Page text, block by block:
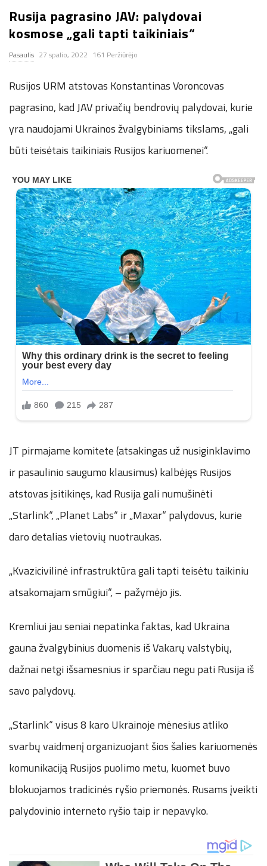
n
.
n
e
t
Rusija pagrasino JAV: palydovai
kosmose „gali tapti taikiniais“
Pasaulis 27 spalio, 2022 161 Peržiūrėjo
Rusijos URM atstovas Konstantinas Voroncovas
pagrasino, kad JAV privačių bendrovių palydovai, kurie
yra naudojami Ukrainos žvalgybiniams tikslams, „gali
būti teisėtais taikiniais Rusijos kariuomenei“.
JT pirmajame komitete (atsakingas už nusiginklavimo
ir pasaulinio saugumo klausimus) kalbėjęs Rusijos
atstovas įsitikinęs, kad Rusija gali numušinėti
„Starlink“, „Planet Labs“ ir „Maxar“ palydovus, kurie
daro detalias vietovių nuotraukas.
„Kvazicivilinė infrastruktūra gali tapti teisėtu taikiniu
atsakomajam smūgiui“, – pažymėjo jis.
Kremliui jau seniai nepatinka faktas, kad Ukraina
gauna žvalgybinius duomenis iš Vakarų valstybių,
dažnai netgi išsamesnius ir sparčiau negu pati Rusija iš
savo palydovų.
„Starlink“ visus 8 karo Ukrainoje mėnesius atliko
svarbų vaidmenį organizuojant šios šalies kariuomenės
komunikaciją Rusijos puolimo metu, kuomet buvo
blokuojamos tradicinės ryšio priemonės. Rusams įveikti
palydovinio interneto ryšio taip ir nepavyko.